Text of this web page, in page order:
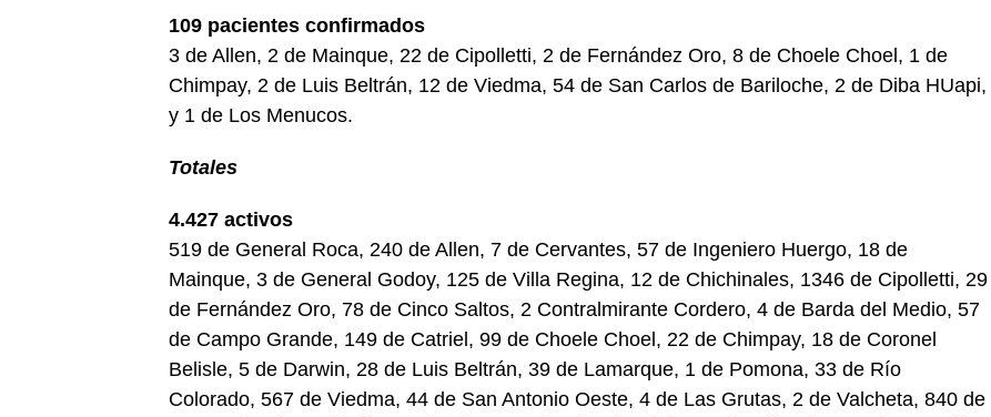
109 pacientes confirmados
3 de Allen, 2 de Mainque, 22 de Cipolletti, 2 de Fernández Oro, 8 de Choele Choel, 1 de
Chimpay, 2 de Luis Beltrán, 12 de Viedma, 54 de San Carlos de Bariloche, 2 de Diba HUapi,
y 1 de Los Menucos.
Totales
4.427 activos
519 de General Roca, 240 de Allen, 7 de Cervantes, 57 de Ingeniero Huergo, 18 de
Mainque, 3 de General Godoy, 125 de Villa Regina, 12 de Chichinales, 1346 de Cipolletti, 29
de Fernández Oro, 78 de Cinco Saltos, 2 Contralmirante Cordero, 4 de Barda del Medio, 57
de Campo Grande, 149 de Catriel, 99 de Choele Choel, 22 de Chimpay, 18 de Coronel
Belisle, 5 de Darwin, 28 de Luis Beltrán, 39 de Lamarque, 1 de Pomona, 33 de Río
Colorado, 567 de Viedma, 44 de San Antonio Oeste, 4 de Las Grutas, 2 de Valcheta, 840 de